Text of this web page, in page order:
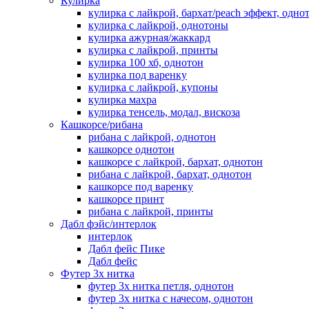
кулирка с лайкрой, бархат/peach эффект,
кулирка с лайкрой, однотоны
кулирка ажурная/жаккард
кулирка с лайкрой, принты
кулирка 100 хб, однотон
кулирка под варенку
кулирка с лайкрой, купоны
кулирка махра
кулирка тенсель, модал, вискоза
Кашкорсе/рибана
рибана с лайкрой, однотон
кашкорсе однотон
кашкорсе с лайкрой, бархат, однотон
рибана с лайкрой, бархат, однотон
кашкорсе под варенку
кашкорсе принт
рибана с лайкрой, принты
Дабл фэйс/интерлок
интерлок
Дабл фейс Пике
Дабл фейс
Футер 3х нитка
футер 3х нитка петля, однотон
футер 3х нитка с начесом, однотон